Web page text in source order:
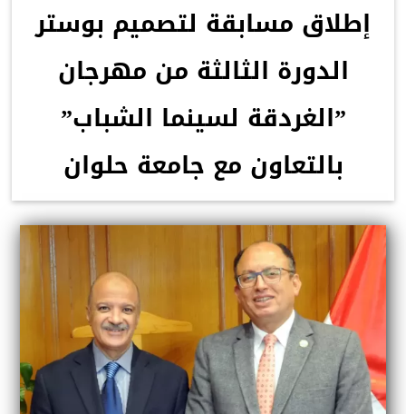
إطلاق مسابقة لتصميم بوستر
الدورة الثالثة من مهرجان
”الغردقة لسينما الشباب”
بالتعاون مع جامعة حلوان